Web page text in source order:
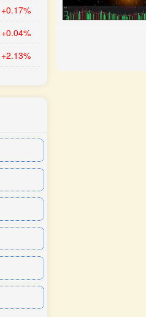
+0.17%
+0.04%
+2.13%